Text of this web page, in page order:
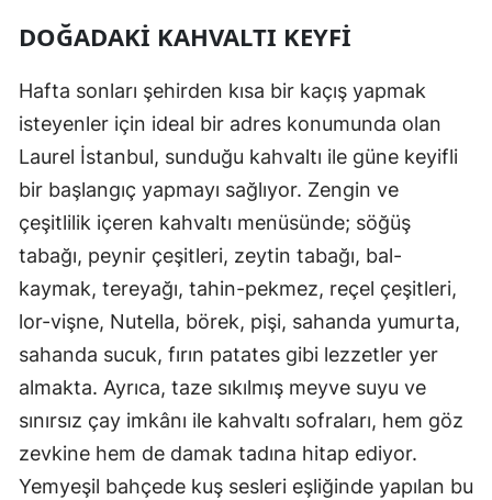
DOĞADAKI KAHVALTI KEYFI
Hafta sonları şehirden kısa bir kaçış yapmak
isteyenler için ideal bir adres konumunda olan
Laurel İstanbul, sunduğu kahvaltı ile güne keyifli
bir başlangıç yapmayı sağlıyor. Zengin ve
çeşitlilik içeren kahvaltı menüsünde; söğüş
tabağı, peynir çeşitleri, zeytin tabağı, bal-
kaymak, tereyağı, tahin-pekmez, reçel çeşitleri,
lor-vişne, Nutella, börek, pişi, sahanda yumurta,
sahanda sucuk, fırın patates gibi lezzetler yer
almakta. Ayrıca, taze sıkılmış meyve suyu ve
sınırsız çay imkânı ile kahvaltı sofraları, hem göz
zevkine hem de damak tadına hitap ediyor.
Yemyeşil bahçede kuş sesleri eşliğinde yapılan bu